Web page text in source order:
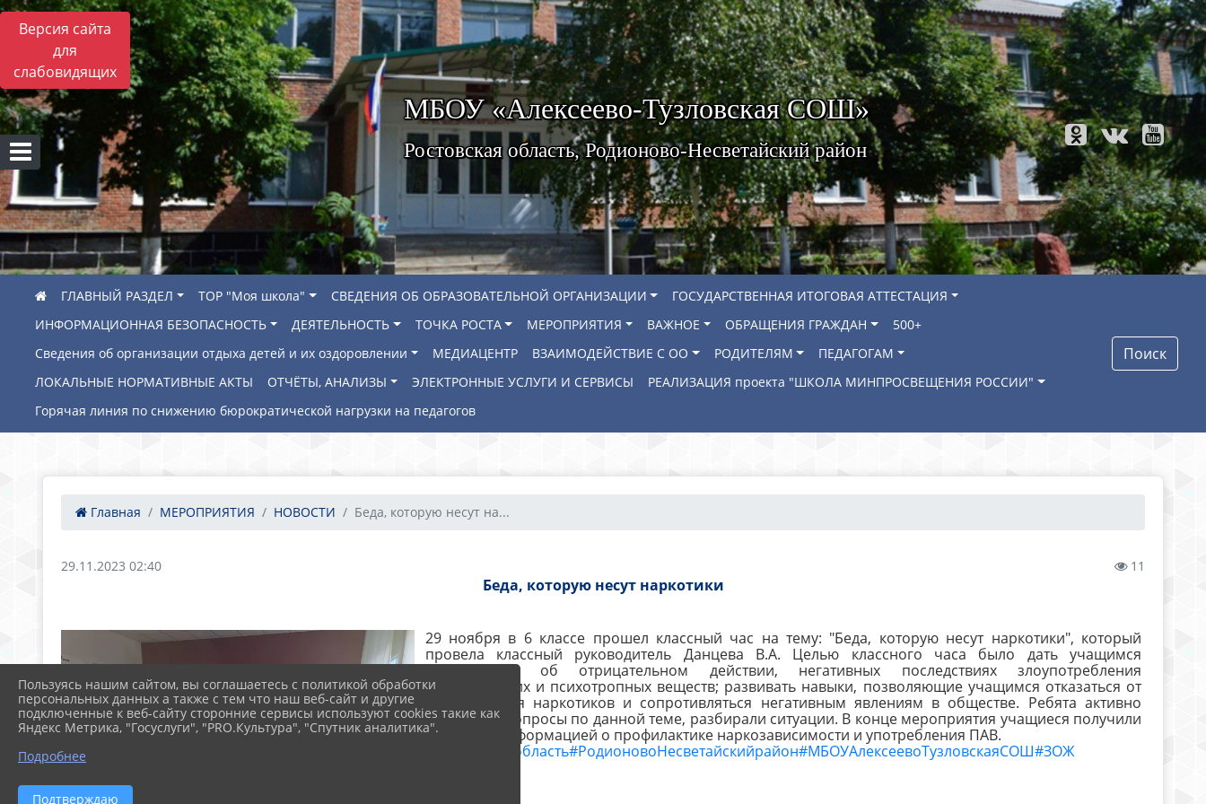
Версия сайта
для
слабовидящих
МБОУ «Алексеево-Тузловская СОШ»
Ростовская область, Родионово-Несветайский район
ГЛАВНЫЙ РАЗДЕЛ ТОР "Моя школа" СВЕДЕНИЯ ОБ ОБРАЗОВАТЕЛЬНОЙ ОРГАНИЗАЦИИ
ГОСУДАРСТВЕННАЯ ИТОГОВАЯ АТТЕСТАЦИЯ
ИНФОРМАЦИОННАЯ БЕЗОПАСНОСТЬ
ДЕЯТЕЛЬНОСТЬ ТОЧКА РОСТА МЕРОПРИЯТИЯ ВАЖНОЕ ОБРАЩЕНИЯ ГРАЖДАН
500+
Сведения об организации отдыха детей и их оздоровлении
МЕДИАЦЕНТР ВЗАИМОДЕЙСТВИЕ С ОО РОДИТЕЛЯМ
ПЕДАГОГАМ
ЛОКАЛЬНЫЕ НОРМАТИВНЫЕ АКТЫ
ОТЧЁТЫ, АНАЛИЗЫ ЭЛЕКТРОННЫЕ УСЛУГИ И СЕРВИСЫ
РЕАЛИЗАЦИЯ проекта "ШКОЛА МИНПРОСВЕЩЕНИЯ РОССИИ"
Горячая линия по снижению бюрократической нагрузки на педагогов
Поиск
Главная МЕРОПРИЯТИЯ НОВОСТИ Беда, которую несут на...
29.11.2023 02:40 11
Беда, которую несут наркотики
29 ноября в 6 классе прошел классный час на тему: "Беда, которую несут наркотики", который
провела классный руководитель Данцева В.А. Целью классного часа было дать учащимся
информацию об отрицательном действии, негативных последствиях злоупотребления
наркотических и психотропных веществ; развивать навыки, позволяющие учащимся отказаться от
употребления наркотиков и сопротивляться негативным явлениям в обществе. Ребята активно
обсуждали вопросы по данной теме, разбирали ситуации. В конце мероприятия учащиеся получили
памятки с информацией о профилактике наркозависимости и употребления ПАВ.
#Ростовскаяобласть#РодионовоНесветайскийрайон#МБОУАлексеевоТузловскаяСОШ#ЗОЖ
Пользуясь нашим сайтом, вы соглашаетесь с политикой обработки
персональных данных а также с тем что наш веб-сайт и другие
подключенные к веб-сайту сторонние сервисы используют cookies такие как
Яндекс Метрика, "Госуслуги", "PRO.Культура", "Спутник аналитика".
Подробнее
Подтверждаю